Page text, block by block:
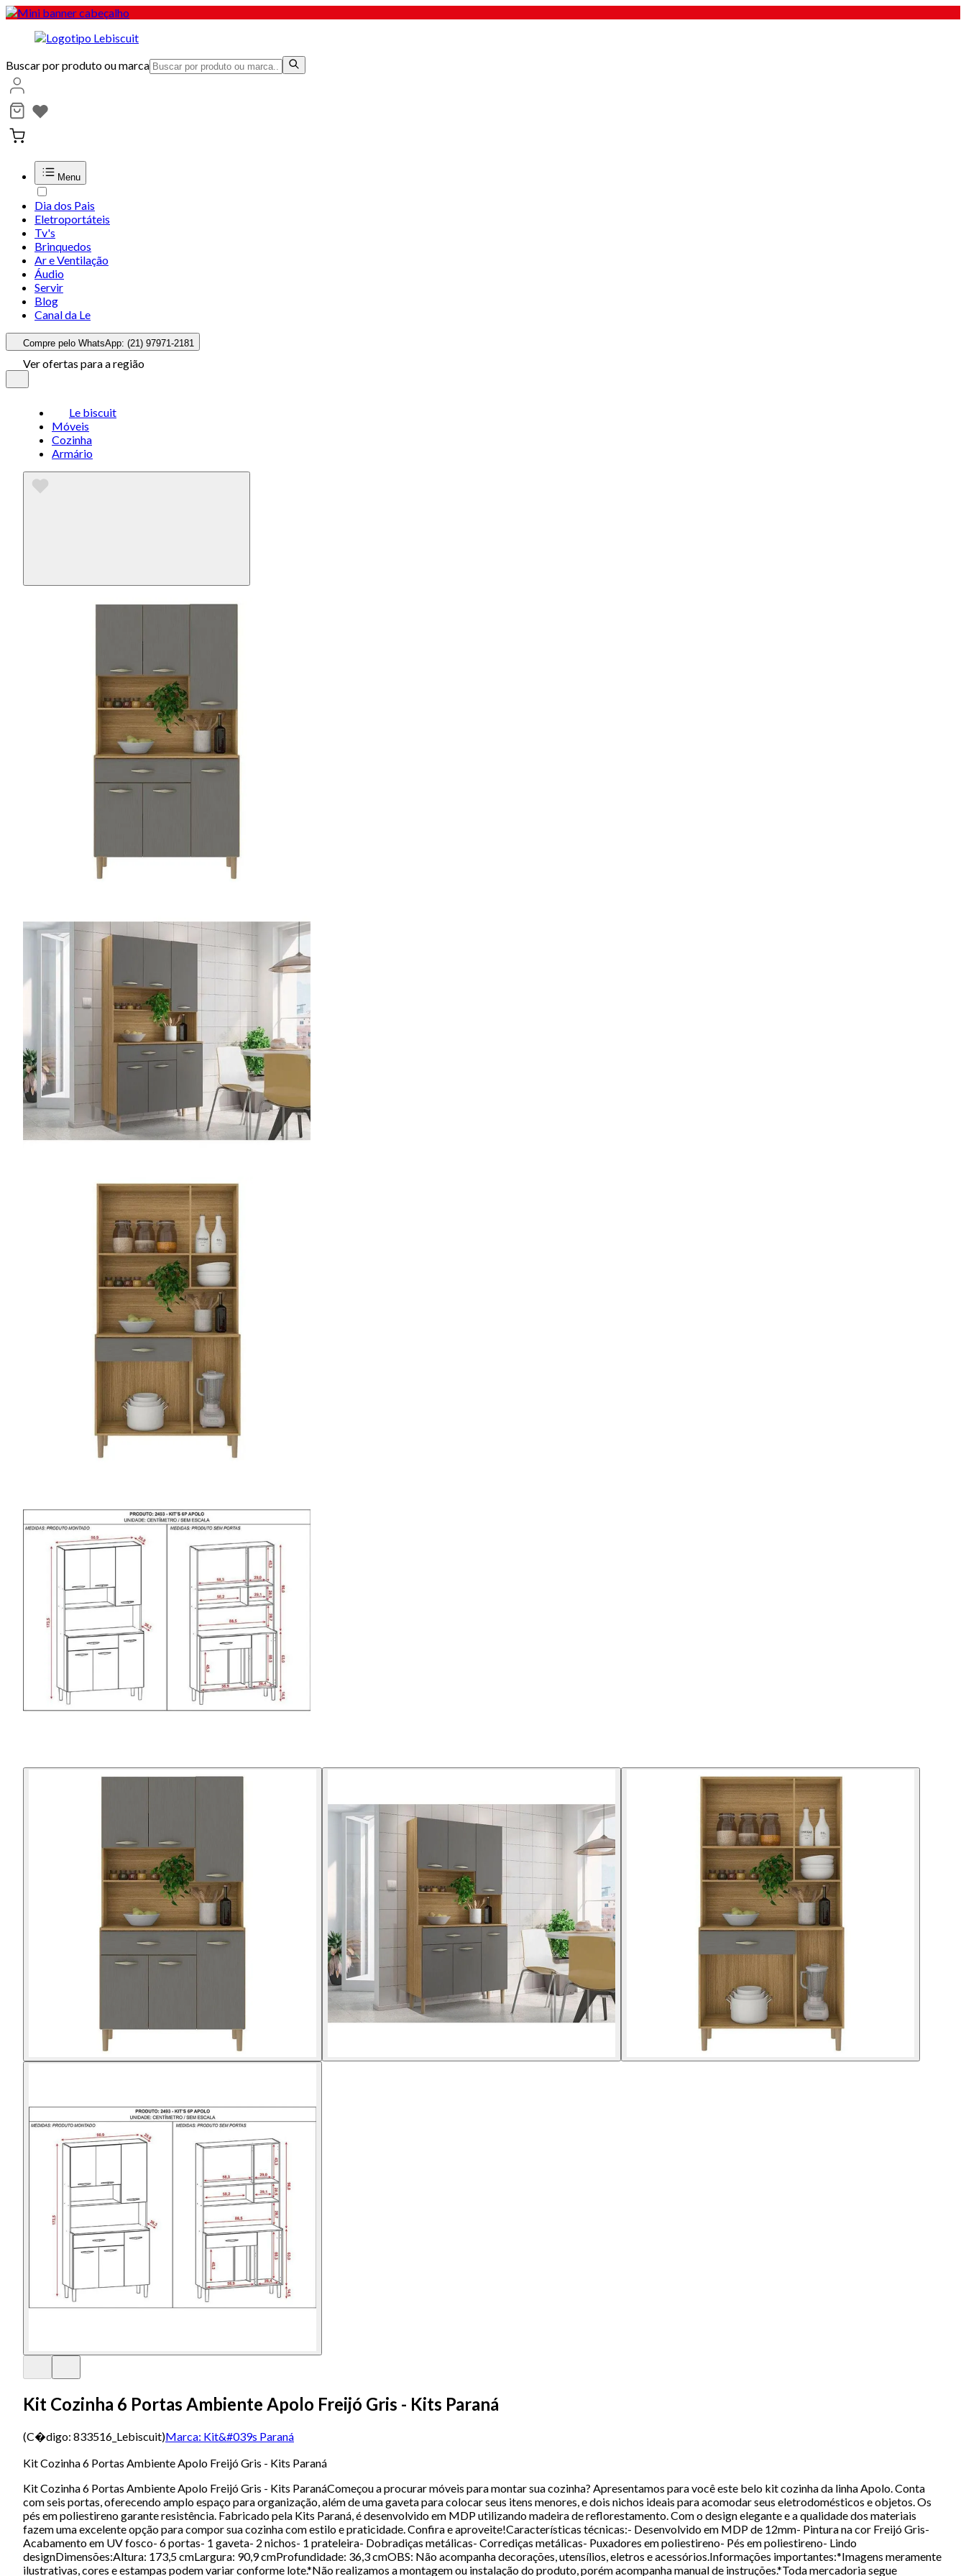
Buscar por produto ou marca
Menu
Dia dos Pais
Eletroportáteis
Tv's
Brinquedos
Ar e Ventilação
Áudio
Servir
Blog
Canal da Le
Compre pelo WhatsApp: (21) 97971-2181
Ver ofertas para a região
Le biscuit
Móveis
Cozinha
Armário
Kit Cozinha 6 Portas Ambiente Apolo Freijó Gris - Kits Paraná
(C�digo: 833516_Lebiscuit)Marca: Kit&#039s Paraná
Kit Cozinha 6 Portas Ambiente Apolo Freijó Gris - Kits Paraná
Kit Cozinha 6 Portas Ambiente Apolo Freijó Gris - Kits ParanáComeçou a procurar móveis para montar sua cozinha? Apresentamos para você este belo kit cozinha da linha Apolo. Conta
com seis portas, oferecendo amplo espaço para organização, além de uma gaveta para colocar seus itens menores, e dois nichos ideais para acomodar seus eletrodomésticos e objetos. Os
pés em poliestireno garante resistência. Fabricado pela Kits Paraná, é desenvolvido em MDP utilizando madeira de reflorestamento. Com o design elegante e a qualidade dos materiais
fazem uma excelente opção para compor sua cozinha com estilo e praticidade. Confira e aproveite!Características técnicas:- Desenvolvido em MDP de 12mm- Pintura na cor Freijó Gris-
Acabamento em UV fosco- 6 portas- 1 gaveta- 2 nichos- 1 prateleira- Dobradiças metálicas- Corrediças metálicas- Puxadores em poliestireno- Pés em poliestireno- Lindo
designDimensões:Altura: 173,5 cmLargura: 90,9 cmProfundidade: 36,3 cmOBS: Não acompanha decorações, utensílios, eletros e acessórios.Informações importantes:*Imagens meramente
ilustrativas, cores e estampas podem variar conforme lote.*Não realizamos a montagem ou instalação do produto, porém acompanha manual de instruções.*Toda mercadoria segue